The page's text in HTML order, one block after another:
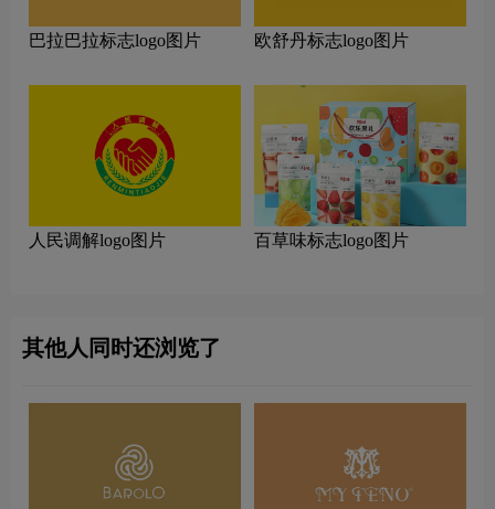
巴拉巴拉标志logo图片 欧舒丹标志logo图片
人民调解logo图片 百草味标志logo图片
其他人同时还浏览了